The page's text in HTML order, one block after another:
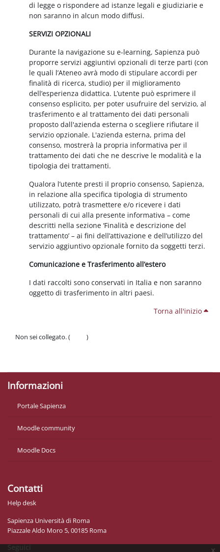
x
di legge o rispondere ad istanze legali e giudiziarie e
non saranno in alcun modo diffusi.
SERVIZI OPZIONALI
Durante la navigazione su e-learning, Sapienza può
proporre servizi aggiuntivi opzionali di terze parti (con
le quali l’Ateneo avrà modo di stipulare accordi per
finalità di ricerca, studio) per il miglioramento
dell’esperienza didattica. L’utente può esprimere il
consenso esplicito, per poter usufruire del servizio, al
trasferimento e al trattamento dei dati personali
proposto dall'azienda esterna o scegliere rifiutare il
servizio opzionale. L'azienda esterna, prima del
consenso, mostrerà la propria informativa per il
trattamento dei dati che ne descrive le modalità e la
tipologia dei trattamenti.
Qualora l’utente presti il proprio consenso, Sapienza,
in relazione alla specifica tipologia di strumento
utilizzato, potrà trasmettere e/o ricevere i dati
personali di cui alla presente informativa – come
descritti nella sezione ‘Finalità e descrizione del
trattamento’ – ai fini dell’attivazione e dell’utilizzo del
servizio aggiuntivo opzionale fornito da soggetti terzi.
Comunicazione e Trasferimento all’estero
I dati raccolti sono conservati in Italia e non saranno
oggetto di trasferimento in altri paesi.
Torna all'inizio
Non sei collegato. (
)
Informazioni
Portale Sapienza
Moodle community
Moodle Docs
Contatti
Help desk
Sapienza Università di Roma
Piazzale Aldo Moro 5, 00185 Roma
Seguici